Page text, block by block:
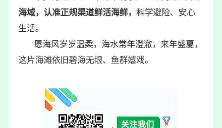
海域，认准正规渠道鲜活海鲜，科学避险、安心
生活。
愿海风岁岁温柔，海水常年澄澈，来年盛夏，
这片海滩依旧碧海无垠、鱼群嬉戏。